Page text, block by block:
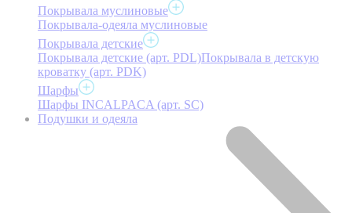
Покрывала муслиновые
Покрывала-одеяла муслиновые
Покрывала детские
Покрывала детские (арт. PDL)Покрывала в детскую
кроватку (арт. PDK)
Шарфы
Шарфы INCALPACA (арт. SC)
Подушки и одеяла